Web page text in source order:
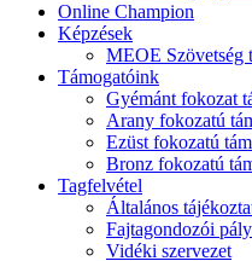
Online Champion
Képzések
MEOE Szövetség
Támogatóink
Gyémánt fokozat
Arany fokozatú
Ezüst fokozatú
Bronz fokozatú
Tagfelvétel
Általános
Fajtagondozói
Vidéki szervezet